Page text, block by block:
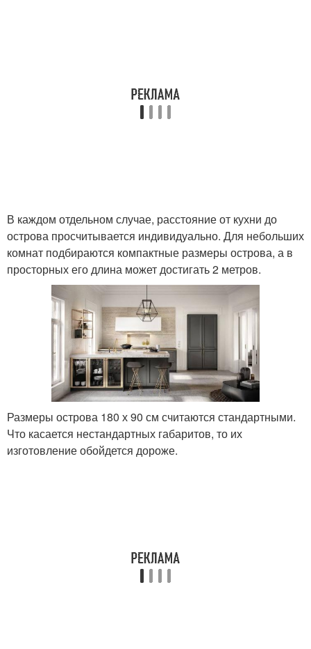
В каждом отдельном случае, расстояние от кухни до
острова просчитывается индивидуально. Для небольших
комнат подбираются компактные размеры острова, а в
просторных его длина может достигать 2 метров.
Размеры острова 180 х 90 см считаются стандартными.
Что касается нестандартных габаритов, то их
изготовление обойдется дороже.